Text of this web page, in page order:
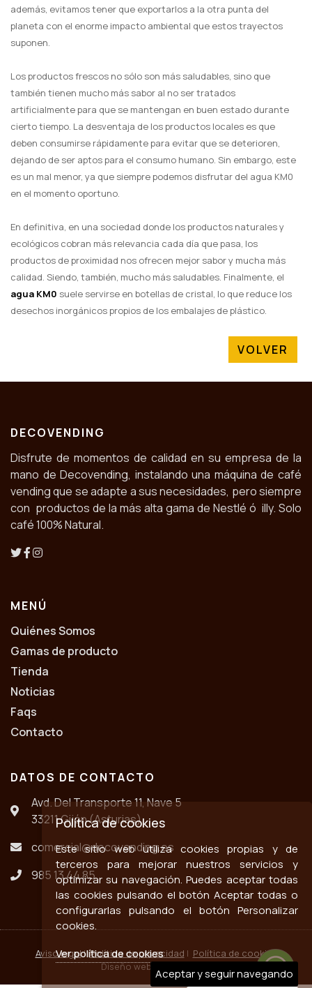
además, evitamos tener que exportarlos a la otra punta del
planeta con el enorme impacto ambiental que estos trayectos
suponen.
Los productos frescos no sólo son más saludables, sino que
también tienen mucho más sabor al no ser tratados
artificialmente para que se mantengan en buen estado durante
cierto tiempo. La desventaja de los productos locales es que
deben consumirse rápidamente para evitar que se deterioren,
dejando de ser aptos para el consumo humano. Sin embargo, este
es un mal menor, ya que siempre podemos disfrutar del agua KM0
en el momento oportuno.
En definitiva, en una sociedad donde los productos naturales y
ecológicos cobran más relevancia cada día que pasa, los
productos de proximidad nos ofrecen mejor sabor y mucha más
calidad. Siendo, también, mucho más saludables. Finalmente, el
agua KM0 suele servirse en botellas de cristal, lo que reduce los
desechos inorgánicos propios de los embalajes de plástico.
VOLVER
DECOVENDING
Disfrute de momentos de calidad en su empresa de la
mano de Decovending, instalando una máquina de café
vending que se adapte a sus necesidades, pero siempre
con productos de la más alta gama de Nestlé ó illy. Solo
café 100% Natural.
MENÚ
Quiénes Somos
Gamas de producto
Tienda
Noticias
Faqs
Contacto
DATOS DE CONTACTO
Avd. Del Transporte 11, Nave 5
33211 Gijón (Asturias)
comercial@decovending.es
985 13 44 85
Aviso legal|Política de privacidad | Política de cookies
Diseño web ::
Política de cookies
Este sitio web utiliza cookies propias y de
terceros para mejorar nuestros servicios y
optimizar su navegación. Puedes aceptar todas
las cookies pulsando el botón Aceptar todas o
configurarlas pulsando el botón Personalizar
cookies.
Ver política de cookies
Aceptar y seguir navegando